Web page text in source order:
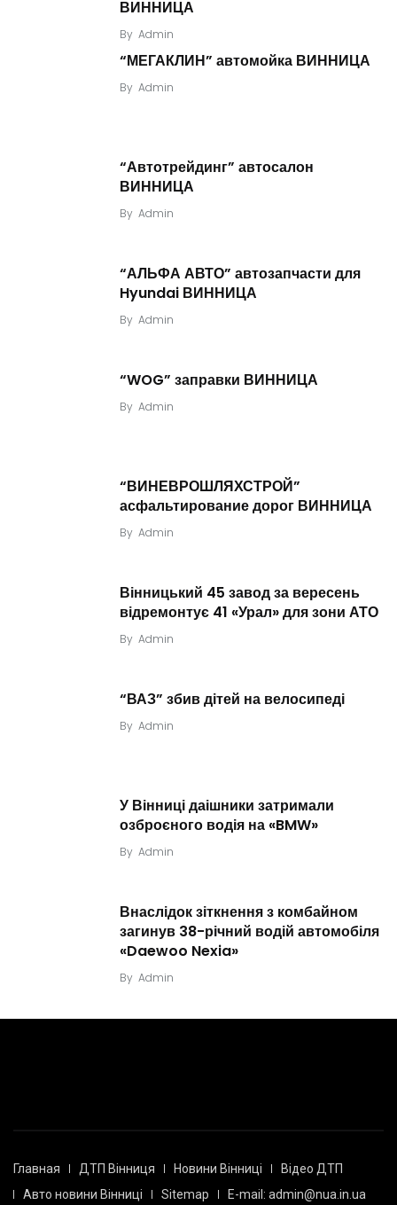
ВИННИЦА
By Admin
“МЕГАКЛИН” автомойка ВИННИЦА
By Admin
“Автотрейдинг” автосалон
ВИННИЦА
By Admin
“АЛЬФА АВТО” автозапчасти для
Hyundai ВИННИЦА
By Admin
“WOG” заправки ВИННИЦА
By Admin
“ВИНЕВРОШЛЯХСТРОЙ”
асфальтирование дорог ВИННИЦА
By Admin
Вінницький 45 завод за вересень
відремонтує 41 «Урал» для зони АТО
By Admin
“ВАЗ” збив дітей на велосипеді
By Admin
У Вінниці даішники затримали
озброєного водія на «BMW»
By Admin
Внаслідок зіткнення з комбайном
загинув 38-річний водій автомобіля
«Daewoo Nexia»
By Admin
Главная ДТП Вінниця Новини Вінниці
Відео ДТП
Авто новини Вінниці
Sitemap E-mail: admin@nua.in.ua